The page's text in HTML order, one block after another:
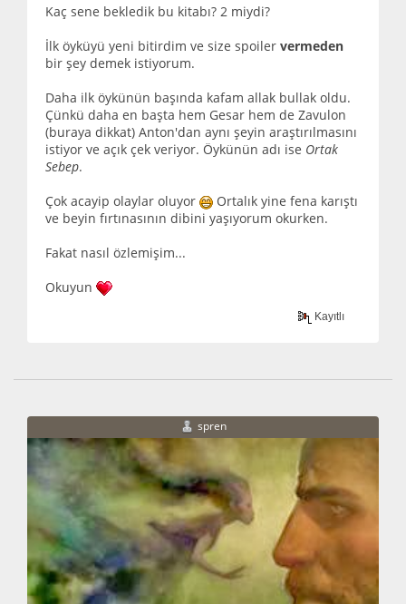
Kaç sene bekledik bu kitabı? 2 miydi?
İlk öyküyü yeni bitirdim ve size spoiler vermeden
bir şey demek istiyorum.
Daha ilk öykünün başında kafam allak bullak oldu.
Çünkü daha en başta hem Gesar hem de Zavulon
(buraya dikkat) Anton'dan aynı şeyin araştırılmasını
istiyor ve açık çek veriyor. Öykünün adı ise Ortak
Sebep.
Çok acayip olaylar oluyor
Ortalık yine fena karıştı
ve beyin fırtınasının dibini yaşıyorum okurken.
Fakat nasıl özlemişim...
Okuyun
Kayıtlı
spren